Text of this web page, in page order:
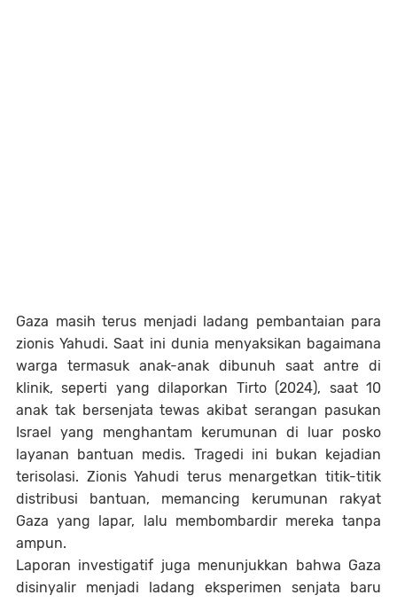
Gaza masih terus menjadi ladang pembantaian para
zionis Yahudi. Saat ini dunia menyaksikan bagaimana
warga termasuk anak-anak dibunuh saat antre di
klinik, seperti yang dilaporkan Tirto (2024), saat 10
anak tak bersenjata tewas akibat serangan pasukan
Israel yang menghantam kerumunan di luar posko
layanan bantuan medis. Tragedi ini bukan kejadian
terisolasi. Zionis Yahudi terus menargetkan titik-titik
distribusi bantuan, memancing kerumunan rakyat
Gaza yang lapar, lalu membombardir mereka tanpa
ampun.
Laporan investigatif juga menunjukkan bahwa Gaza
disinyalir menjadi ladang eksperimen senjata baru